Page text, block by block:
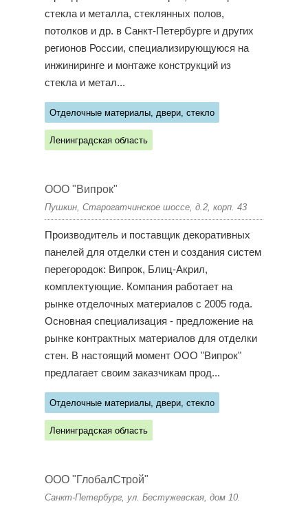
стекла и металла, стеклянных полов,
потолков и др. в Санкт-Петербурге и других
регионов России, специализирующуюся на
инжиниринге и монтаже конструкций из
стекла и метал...
Отделочные материалы, двери, стекло
Ленинградская область
ООО "Випрок"
Пушкин, Старогатчинское шоссе, д.2, корп. 43
Производитель и поставщик декоративных
панелей для отделки стен и создания систем
перегородок: Випрок, Блиц-Акрил,
комплектующие. Компания работает на
рынке отделочных материалов с 2005 года.
Основная специализация - предложение на
рынке контрактных материалов для отделки
стен. В настоящий момент ООО "Випрок"
предлагает своим заказчикам прод...
Отделочные материалы, двери, стекло
Ленинградская область
ООО "ГлобалСтрой"
Санкт-Петербург, ул. Бестужевская, дом 10.